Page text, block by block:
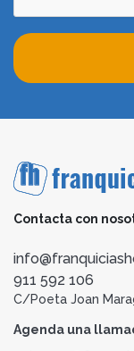
Contacta con
911 592 106
C/Poeta Joan
Agenda una